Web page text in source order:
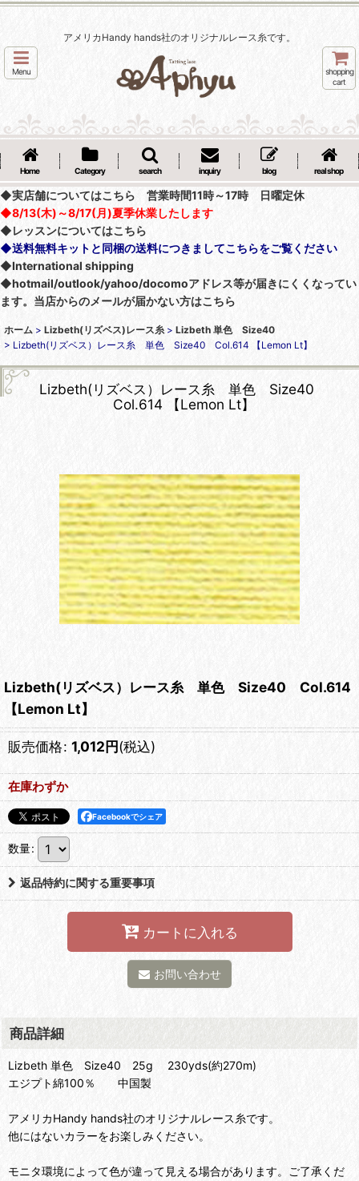
アメリカHandy hands社のオリジナルレース糸です。
Menu
shopping
cart
Home Category search inquiry blog real shop
◆実店舗についてはこちら 営業時間11時～17時 日曜定休
◆8/13(木)～8/17(月)夏季休業したします
◆レッスンについてはこちら
◆送料無料キットと同梱の送料につきましてこちらをご覧ください
◆International shipping
◆hotmail/outlook/yahoo/docomoアドレス等が届きにくくなってい
ます。当店からのメールが届かない方はこちら
ホーム > Lizbeth(リズベス)レース糸 > Lizbeth 単色 Size40
> Lizbeth(リズベス）レース糸 単色 Size40 Col.614 【Lemon Lt】
Lizbeth(リズベス）レース糸 単色 Size40
Col.614 【Lemon Lt】
Lizbeth(リズベス）レース糸 単色 Size40 Col.614
【Lemon Lt】
販売価格: 1,012円(税込)
在庫わずか
Facebookでシェア
数量:
返品特約に関する重要事項
カートに入れる
お問い合わせ
商品詳細
Lizbeth 単色 Size40 25g 230yds(約270m)
エジプト綿100％ 中国製
アメリカHandy hands社のオリジナルレース糸です。
他にはないカラーをお楽しみください。
モニタ環境によって色が違って見える場合があります。ご了承くだ